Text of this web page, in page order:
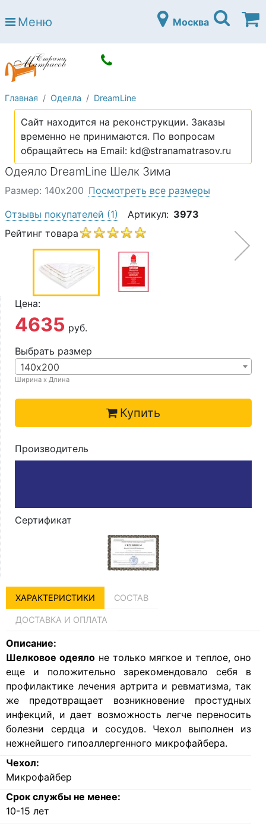
Страна матрасов
Open submenu (Матрасы)
Open submenu (Кровати)
Кровати
Open submenu (Аксессуары)
Open submenu (Диваны)
Диваны
Open submenu (Постельное белье)
Постельное белье
Open submenu (Мебель)
Мебель
Open submenu (Основания)
Основания
Open submenu (Детские матрасы)
Open submenu (Детские кровати)
Детские кровати
Шкафы
О компании
Контакты
Доставка по городу
Меню Москва
Главная Одеяла DreamLine
Сайт находится на реконструкции. Заказы
временно не принимаются. По вопросам
обращайтесь на Email: kd@stranamatrasov.ru
Одеяло DreamLine Шелк Зима
Размер: 140х200 Посмотреть все размеры
Отзывы покупателей (1) Артикул: 3973
Рейтинг товара
Цена:
4635 руб.
Выбрать размер
140х200
Ширина х Длина
Купить
Производитель
Сертификат
ХАРАКТЕРИСТИКИ СОСТАВ
ДОСТАВКА И ОПЛАТА
Описание:
Шелковое одеялоне только мягкое и теплое, оно
еще и положительно зарекомендовало себя в
профилактике лечения артрита и ревматизма, так
же предотвращает возникновение простудных
инфекций, и дает возможность легче переносить
болезни сердца и сосудов. Чехол выполнен из
нежнейшего гипоаллергенного микрофайбера.
Чехол:
Микрофайбер
Срок службы не менее:
10-15 лет